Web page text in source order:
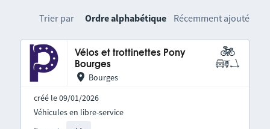
Trier par Ordre alphabétique Récemment ajouté
Vélos et trottinettes Pony
Bourges
Bourges
créé le 09/01/2026
Véhicules en libre-service